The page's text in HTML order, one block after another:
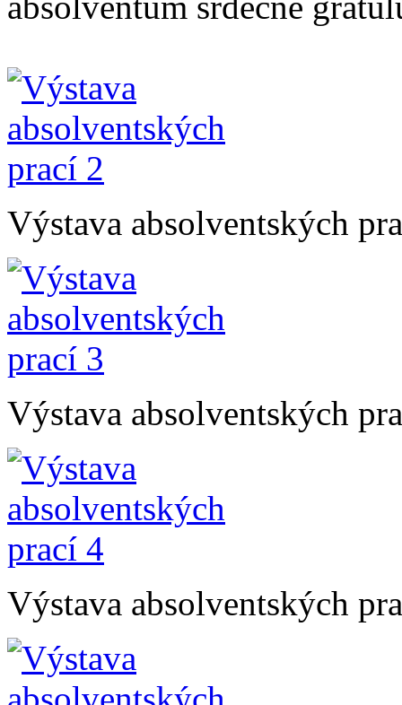
Výstava absolventských
Výstava absolventských
Výstava absolventských